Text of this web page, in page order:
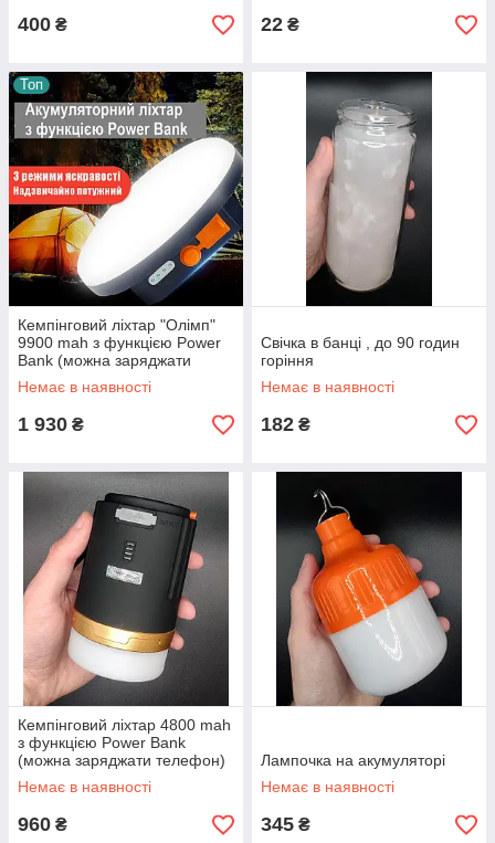
400 ₴ 22 ₴
Топ
Кемпінговий ліхтар "Олімп"
9900 mah з функцією Power
Bank (можна заряджати
телефон)
Немає в наявності
1 930 ₴
Свічка в банці , до 90 годин
горіння
Немає в наявності
182 ₴
Кемпінговий ліхтар 4800 mah
з функцією Power Bank
(можна заряджати телефон)
з пультом
Немає в наявності
960 ₴
Лампочка на акумуляторі
Немає в наявності
345 ₴